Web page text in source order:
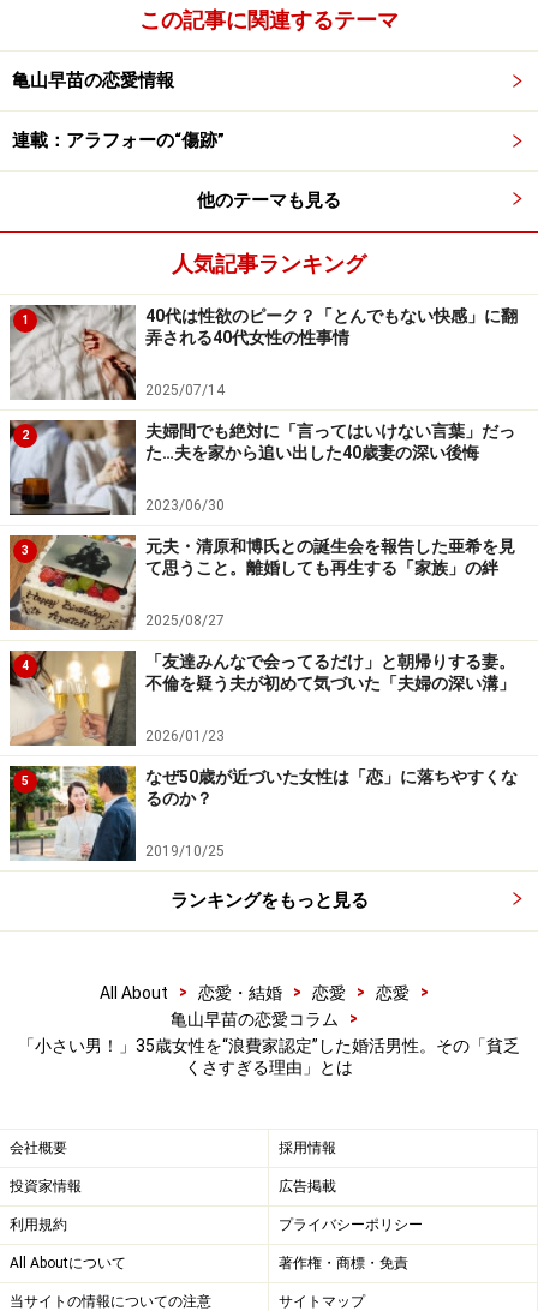
のデートで、あれこれ文句を言われる筋合いはないです
フラれて上等だと開き直っていたら、つい先日、彼から
やり直したいと連絡があったとか。どうやら他の女性と
いることが分かったようだ。
彼との間では今後も金銭感覚の問題は必ず出てくると考
え、ナオコさんは丁寧に断ったという。
「推し活」はムダ？
付き合って2年、賃貸マンションの更新時に同い年の彼
と一緒に住むようになって半年たつマリエさん（33
歳）。
「特に結婚を考えているわけではないですが、お互いに
好きだし、一緒にいても自由でいられるから私はこの生
活が好きだったんです。でも最近、なんだか彼が変わっ
てきて……。彼に言わせると私が変わったらしいんですけ
ど」
というのもマリエさん、友人の影響で突然、プロ野球フ
ァンになってしまったのだ。とある選手を好きになり、
今シーズンはせっせと球場に通っている。
「私、仕事以外にまったく趣味も好きなこともなかった
んです。でも今は野球があって幸せで。友人を通してフ
ァンの方たちとも顔なじみになって、皆さんいい方で。
しいんです」
グッズを買ったり、帰宅後もスポーツニュースにかじり
「彼にも時々話していたんですが、彼はもともとスポー
ツにまったく興味がない。私自身もそういうタイプだっ
たけど変わったのだから、彼にも興味をもってもらえた
らいいなと思っていましたが、ダメだった。それどころ
か『そういうグッズって何の役に立つの？』『ムダの最
この記事に関連するテーマ
亀山早苗の恋愛情報
連載：アラフォーの“傷跡”
他のテーマも見る
人気記事ランキング
1
40代は性欲のピーク？「とんでもない快感」に翻
弄される40代女性の性事情
2025/07/14
2
夫婦間でも絶対に「言ってはいけない言葉」だっ
た…夫を家から追い出した40歳妻の深い後悔
2023/06/30
3
元夫・清原和博氏との誕生会を報告した亜希を見
て思うこと。離婚しても再生する「家族」の絆
2025/08/27
4
「友達みんなで会ってるだけ」と朝帰りする妻。
不倫を疑う夫が初めて気づいた「夫婦の深い溝」
2026/01/23
5
なぜ50歳が近づいた女性は「恋」に落ちやすくな
るのか？
2019/10/25
ランキングをもっと見る
All About > 恋愛・結婚 > 恋愛 > 恋愛
>
亀山早苗の恋愛コラム
>
「小さい男！」35歳女性を“浪費家認定”した婚活男性。その「貧乏
くさすぎる理由」とは
会社概要 採用情報
投資家情報 広告掲載
利用規約 プライバシーポリシー
All Aboutについて 著作権・商標・免責
当サイトの情報についての注意 サイトマップ